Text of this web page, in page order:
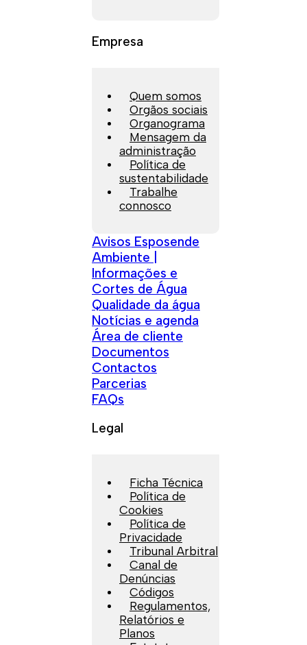
Empresa
Quem somos
Orgãos sociais
Organograma
Mensagem da
administração
Política de
sustentabilidade
Trabalhe
connosco
Avisos Esposende
Ambiente |
Informações e
Cortes de Água
Qualidade da água
Notícias e agenda
Área de cliente
Documentos
Contactos
Parcerias
FAQs
Legal
Ficha Técnica
Política de
Cookies
Política de
Privacidade
Tribunal Arbitral
Canal de
Denúncias
Códigos
Regulamentos,
Relatórios e
Planos